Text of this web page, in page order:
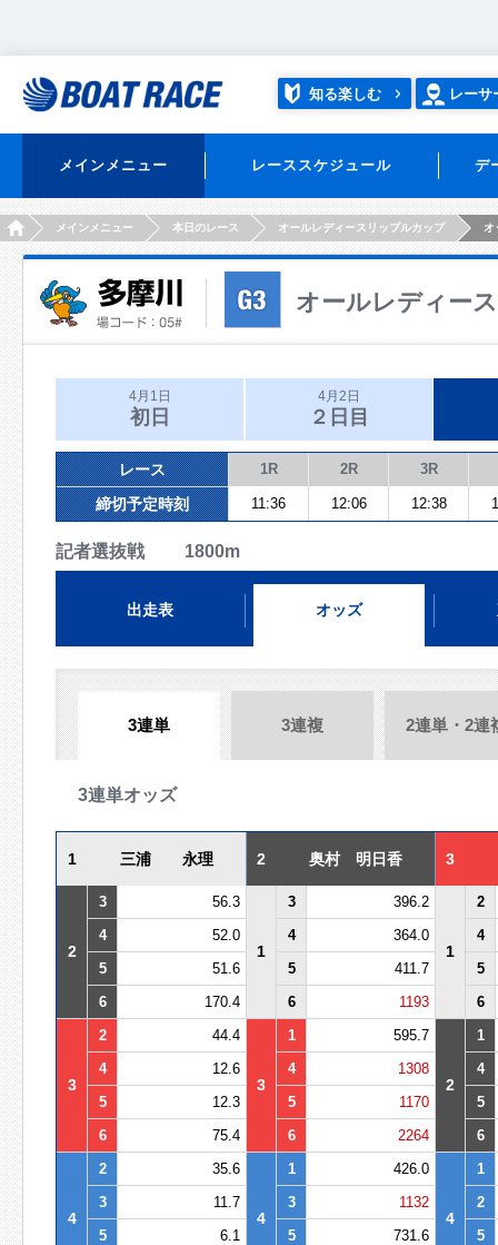
知る楽しむ レーサ
メインメニュー レーススケジュール デ
HOMEメインメニュー 本日のレース オールレディースリップルカップ オ
オールレディー
4月1日
初日
4月2日
２日目
レース 1R 2R 3R
締切予定時刻 11:36 12:06 12:38
記者選抜戦 1800m
出走表 オッズ
3連単 3連複 2連単・2連
3連単オッズ
1 三浦 永理 2 奥村 明日香 3
2
3 56.3
1
3 396.2
1
2
4
52.0 4 364.0
4
5
51.6 5 411.7
5
6
170.4 6 1193 6
3
2 44.4
3
1 595.7
2
1
4
12.6 4 1308
4
5
12.3 5 1170
5
6
75.4 6 2264 6
4
2 35.6
4
1 426.0
4
1
3
11.7 3 1132
2
5
6.1 5 731.6
5